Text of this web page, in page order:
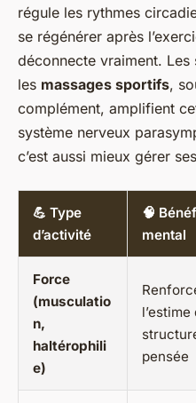
régule les rythmes
se régénérer après
déconnecte vraiment. Les
les massages sportifs,
complément, amplifient
système nerveux
c’est aussi mieux gérer
💪 Type
d’activité
🧠
mental
Force
(musculatio
n,
haltérophili
e)
l’estime
pensée